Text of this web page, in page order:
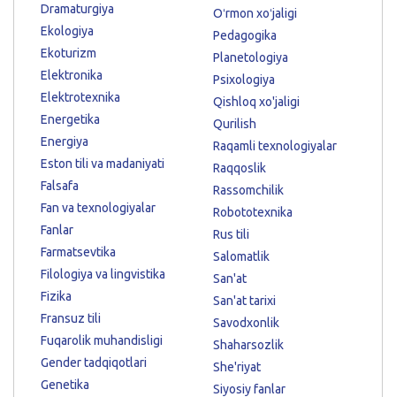
Dramaturgiya
Ekologiya
Ekoturizm
Elektronika
Elektrotexnika
Energetika
Energiya
Eston tili va madaniyati
Falsafa
Fan va texnologiyalar
Fanlar
Farmatsevtika
Filologiya va lingvistika
Fizika
Fransuz tili
Fuqarolik muhandisligi
Gender tadqiqotlari
Genetika
Oʻrmon xoʻjaligi
Pedagogika
Planetologiya
Psixologiya
Qishloq xo'jaligi
Qurilish
Raqamli texnologiyalar
Raqqoslik
Rassomchilik
Robototexnika
Rus tili
Salomatlik
San'at
San'at tarixi
Savodxonlik
Shaharsozlik
She'riyat
Siyosiy fanlar